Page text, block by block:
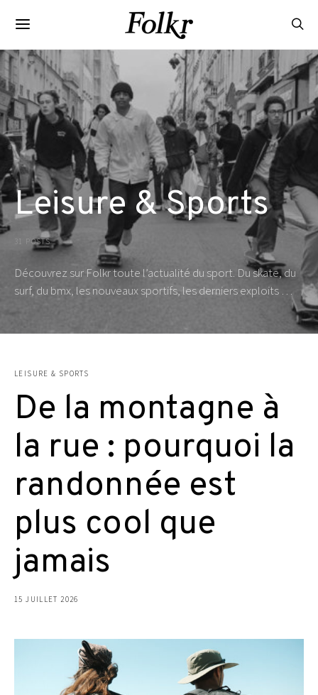
Leisure & Sports
31 POSTS
Découvrez sur Folkr toute l’actualité du sport. Du skate, du
surf, du bmx, les nouveaux sportifs, les derniers exploits …
LEISURE & SPORTS
De la montagne à
la rue : pourquoi la
randonnée est
plus cool que
jamais
15 JUILLET 2026